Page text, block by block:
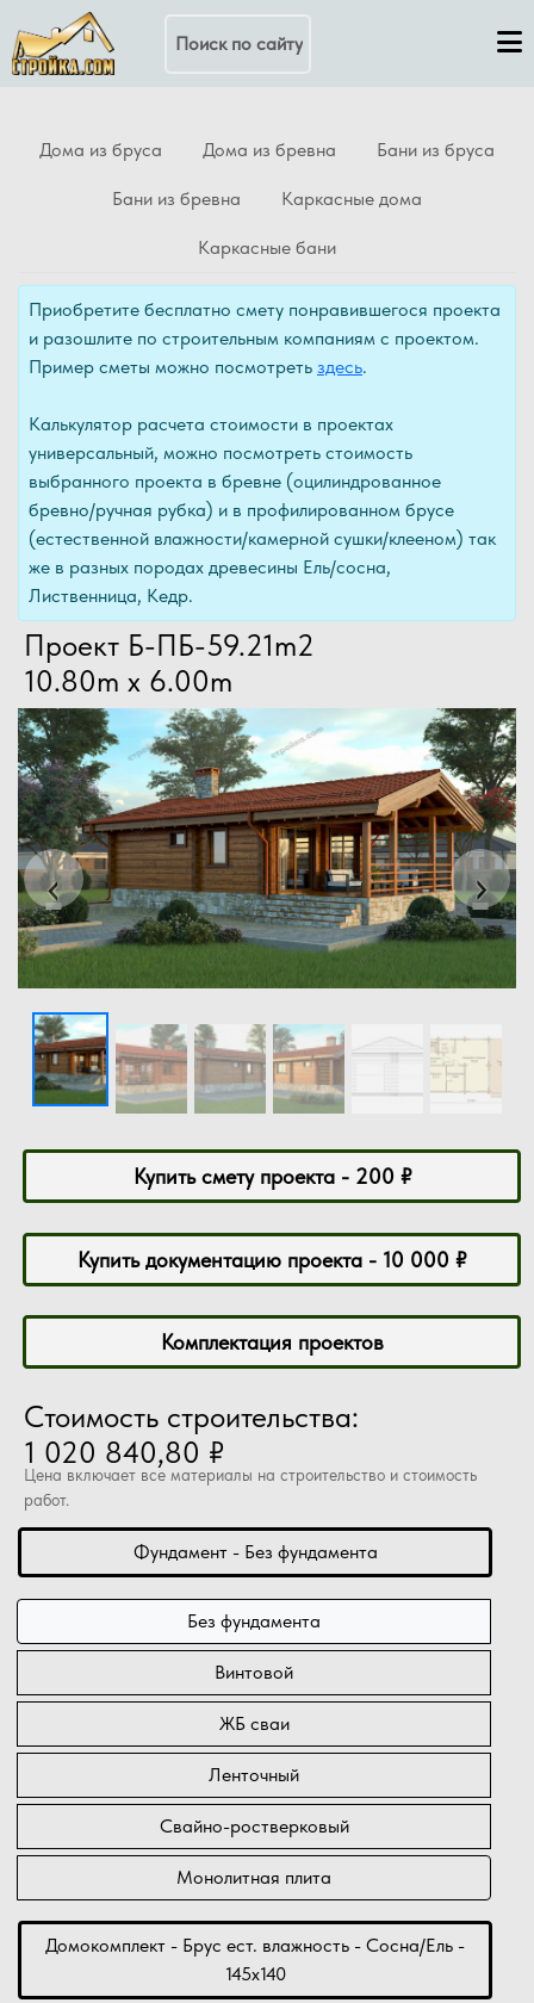
Дома из бруса Дома из бревна Бани из бруса
Бани из бревна Каркасные дома
Каркасные бани
Приобретите бесплатно смету понравившегося проекта
и разошлите по строительным компаниям с проектом.
Пример сметы можно посмотреть здесь.
Калькулятор расчета стоимости в проектах
универсальный, можно посмотреть стоимость
выбранного проекта в бревне (оцилиндрованное
бревно/ручная рубка) и в профилированном брусе
(естественной влажности/камерной сушки/клееном) так
же в разных породах древесины Ель/сосна,
Лиственница, Кедр.
Проект Б-ПБ-59.21m2
10.80m x 6.00m
‹Previous ›Next
Купить смету проекта - 200 ₽
Купить документацию проекта - 10 000 ₽
Комплектация проектов
Стоимость строительства:
1 020 840,80 ₽
Цена включает все материалы на строительство и стоимость
работ.
Фундамент - Без фундамента
Без фундамента
Винтовой
ЖБ сваи
Ленточный
Свайно-ростверковый
Монолитная плита
Домокомплект - Брус ест. влажность - Сосна/Ель -
145х140